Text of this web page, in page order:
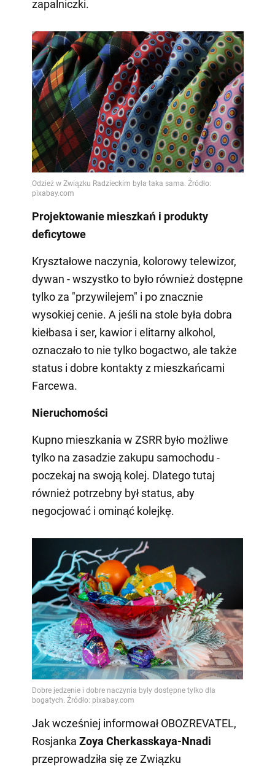
zapalniczki.
Projektowanie mieszkań i produkty
deficytowe
Kryształowe naczynia, kolorowy telewizor,
dywan - wszystko to było również dostępne
tylko za "przywilejem" i po znacznie
wysokiej cenie. A jeśli na stole była dobra
kiełbasa i ser, kawior i elitarny alkohol,
oznaczało to nie tylko bogactwo, ale także
status i dobre kontakty z mieszkańcami
Farcewa.
Nieruchomości
Kupno mieszkania w ZSRR było możliwe
tylko na zasadzie zakupu samochodu -
poczekaj na swoją kolej. Dlatego tutaj
również potrzebny był status, aby
negocjować i ominąć kolejkę.
Jak wcześniej informował OBOZREVATEL,
Rosjanka Zoya Cherkasskaya-Nnadi
przeprowadziła się ze Związku